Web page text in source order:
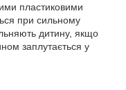
пластиковими
при сильному
дитину, якщо
заплутається у